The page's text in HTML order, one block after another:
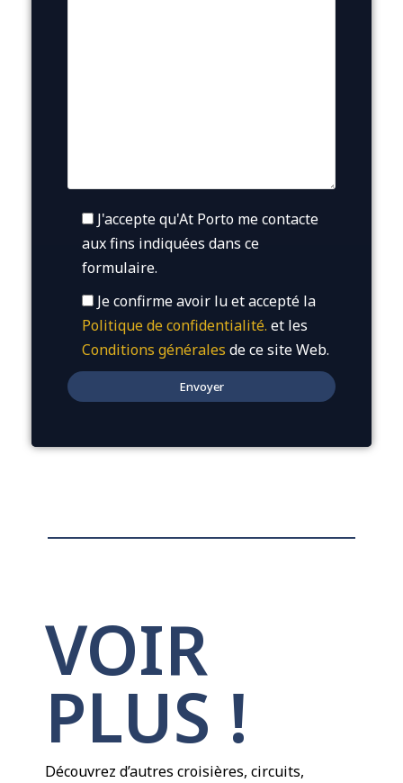
J'accepte qu'At Porto me contacte
aux fins indiquées dans ce
formulaire.
Je confirme avoir lu et accepté la
Politique de confidentialité. et les
Conditions générales de ce site Web.
VOIR
PLUS !​
Découvrez d’autres croisières, circuits,